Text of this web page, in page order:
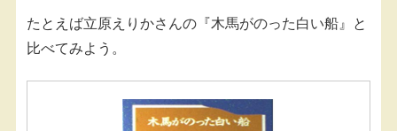
たとえば立原えりかさんの『木馬がのった白い船』と
比べてみよう。